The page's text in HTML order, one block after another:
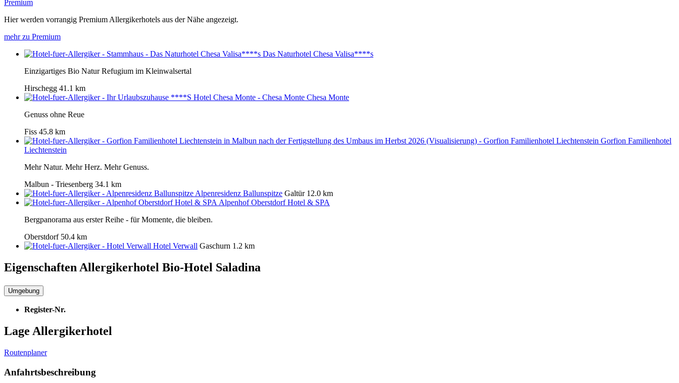
Premium
Hier werden vorrangig Premium Allergikerhotels aus der Nähe angezeigt.
mehr zu Premium
Das Naturhotel Chesa Valisa****s
Einzigartiges Bio Natur Refugium im Kleinwalsertal
Hirschegg 41.1 km
Chesa Monte
Genuss ohne Reue
Fiss 45.8 km
Gorfion Familienhotel
Liechtenstein
Mehr Natur. Mehr Herz. Mehr Genuss.
Malbun - Triesenberg 34.1 km
Alpenresidenz Ballunspitze Galtür 12.0 km
Alpenhof Oberstdorf Hotel & SPA
Bergpanorama aus erster Reihe - für Momente, die bleiben.
Oberstdorf 50.4 km
Hotel Verwall Gaschurn 1.2 km
Eigenschaften Allergikerhotel Bio-Hotel Saladina
Umgebung
Register-Nr.
Lage Allergikerhotel
Routenplaner
Anfahrtsbeschreibung